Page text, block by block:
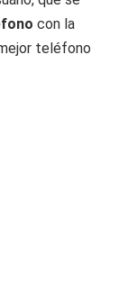
con la
teléfono